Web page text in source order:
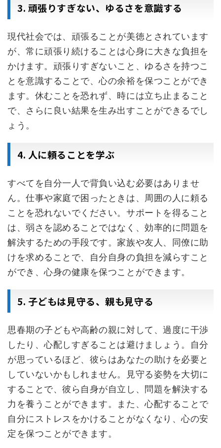
3. 頑張りすぎない、ゆるさを意識する
現代社会では、頑張ることが美徳とされています
が、常に頑張り続けることは心身に大きな負担を
かけます。頑張りすぎないこと、ゆるさを持つこ
とを意識することで、心の余裕を保つことができ
ます。休むことを恐れず、時には立ち止まること
で、さらに良い結果を生み出すことができるでし
ょう。
4. 人に頼ることを学ぶ
すべてを自分一人で背負い込む必要はありませ
ん。仕事や家庭で困ったときは、周囲の人に頼る
ことを恐れないでください。サポートを得ること
は、弱さを認めることではなく、効率的に問題を
解決するための手段です。家族や友人、同僚に助
けを求めることで、自分自身の負担を減らすこと
ができ、心身の健康を保つことができます。
5. 子どもは見守る、親も見守る
思春期の子どもや高齢の親に対して、過度に干渉
したり、心配しすぎることは避けましょう。自分
が思っているほど、彼らはあなたの助けを必要と
していないかもしれません。見守る姿勢を大切に
することで、彼ら自身が自立し、問題を解決する
力を養うことができます。また、心配することで
自分にストレスをかけることがなくなり、心の安
定を保つことができます。